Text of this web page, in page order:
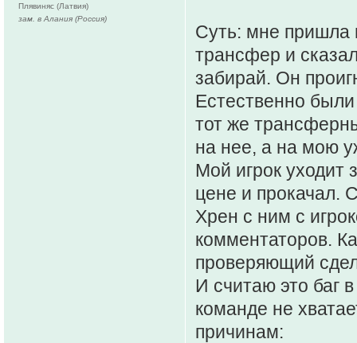
Суть: мне пришла
трансфер и
забирай. Он
Естественно были
тот же
на нее, а на мою
Мой игрок уходит
цене и прокачал.
Хрен с ним с
комментаторов.
проверяющий
И считаю это баг
команде не
причинам:
Плявиняс (Латвия)
зам. в Алания (Россия)